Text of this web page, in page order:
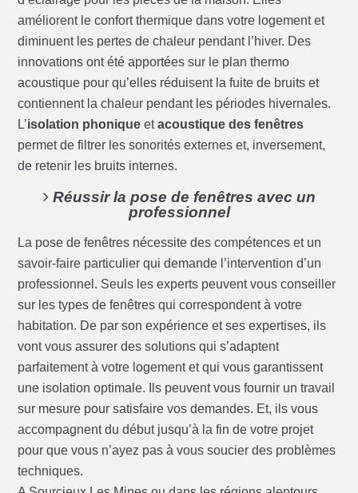
améliorent le confort thermique dans votre logement et
diminuent les pertes de chaleur pendant l’hiver. Des
innovations ont été apportées sur le plan thermo
acoustique pour qu’elles réduisent la fuite de bruits et
contiennent la chaleur pendant les périodes hivernales.
L’isolation phonique etacoustique des fenêtres
permet de filtrer les sonorités externes et, inversement,
de retenir les bruits internes.
Réussir la pose de fenêtres avec un
professionnel
La pose de fenêtres nécessite des compétences et un
savoir-faire particulier qui demande l’intervention d’un
professionnel. Seuls les experts peuvent vous conseiller
sur les types de fenêtres qui correspondent à votre
habitation. De par son expérience et ses expertises, ils
vont vous assurer des solutions qui s’adaptent
parfaitement à votre logement et qui vous garantissent
une isolation optimale. Ils peuvent vous fournir un travail
sur mesure pour satisfaire vos demandes. Et, ils vous
accompagnent du début jusqu’à la fin de votre projet
pour que vous n’ayez pas à vous soucier des problèmes
techniques.